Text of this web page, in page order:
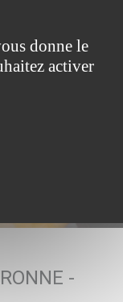
-
donne le
activer